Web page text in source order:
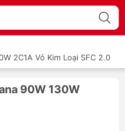
2C1A Vỏ Kim Loại SFC 2.0
90W 130W